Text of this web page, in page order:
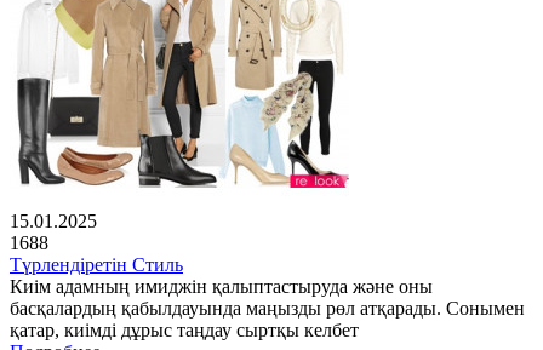
15.01.2025
1688
Түрлендіретін Стиль
Киім адамның имиджін қалыптастыруда және оны
басқалардың қабылдауында маңызды рөл атқарады. Сонымен
қатар, киімді дұрыс таңдау сыртқы келбет